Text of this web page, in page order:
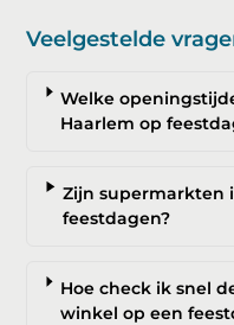
Veelgestelde
Welke
Haarlem op
Zijn supermarkten
feestdagen?
Hoe check ik snel
winkel op een